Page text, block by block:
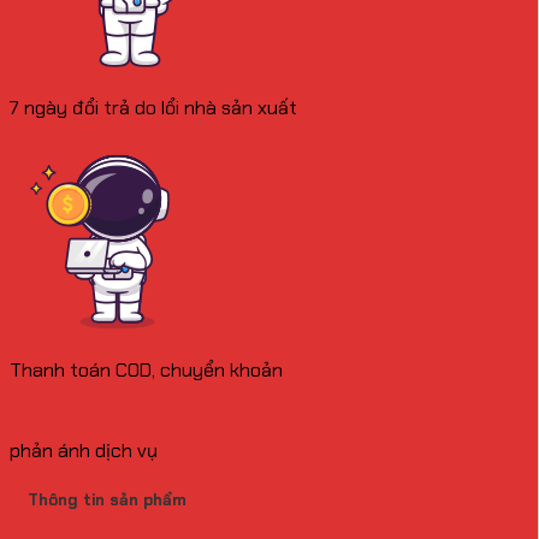
7 ngày đổi trả do lổi nhà sản xuất
Thanh toán COD, chuyển khoản
phản ánh dịch vụ
Thông tin sản phẩm